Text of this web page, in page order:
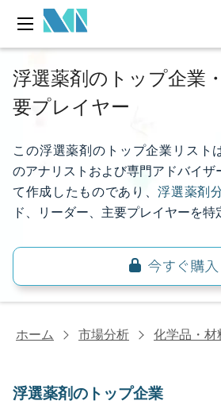
浮選薬剤のトップ企業
要プレイヤー
この浮選薬剤のトップ企業リスト
のアナリストおよび専門アドバイザ
て作成したものであり、浮選薬剤
ド、リーダー、主要プレイヤーを特
ホーム 市場分析 化学品・材
浮選薬剤のトップ企業